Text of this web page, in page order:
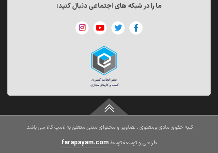
ما را در شبکه های اجتماعی دنبال کنید:
کلیه حقوق مادی ومعنوی ، تصاویر و محتوای متنی متعلق به لامپ کالا می باشد.
طراحی و توسعه توسطfarapayam.com